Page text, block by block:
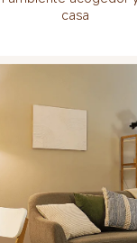
casa